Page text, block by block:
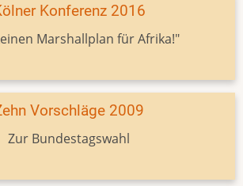
Konferenz 2016
Marshallplan für Afrika!"
Vorschläge 2009
Zur Bundestagswahl